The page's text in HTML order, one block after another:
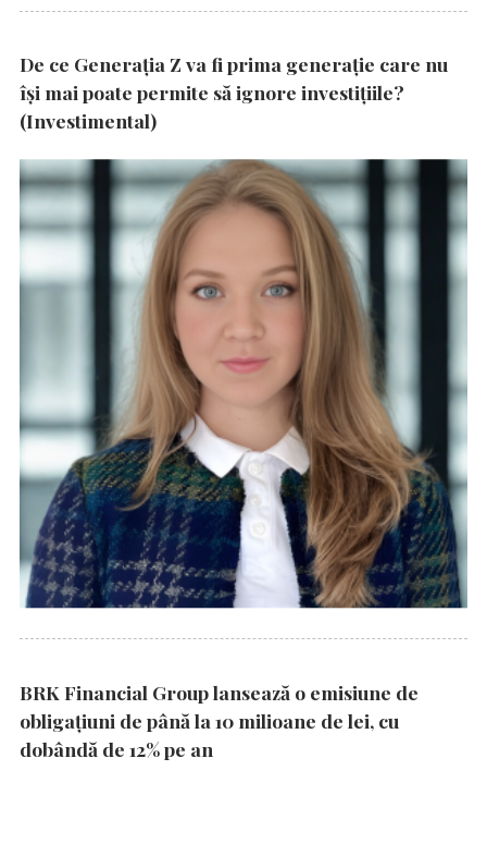
De ce Generația Z va fi prima generație care nu
își mai poate permite să ignore investițiile?
(Investimental)
BRK Financial Group lansează o emisiune de
obligațiuni de până la 10 milioane de lei, cu
dobândă de 12% pe an